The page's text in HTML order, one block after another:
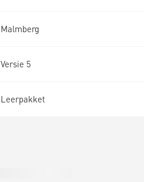
Malmberg
Versie 5
Leerpakket